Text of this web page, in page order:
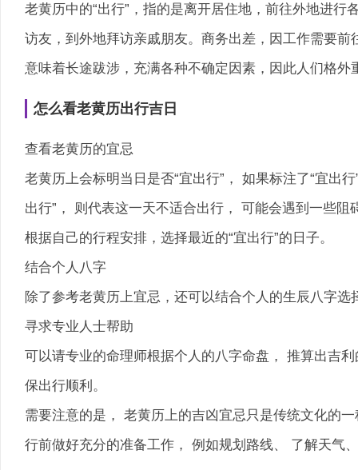
老黄历中的“出行”，指的是离开居住地，前往外地进
访友，到外地拜访亲戚朋友。商务出差，因工作需要
意味着长途跋涉，充满各种不确定因素，因此人们格
怎么看老黄历出行吉日
查看老黄历的宜忌
老黄历上会标明当日是否“宜出行”， 如果标注了“宜出
出行”， 则代表这一天不适合出行， 可能会遇到一些
根据自己的行程安排，选择最近的“宜出行”的日子。
结合个人八字
除了参考老黄历上宜忌，还可以结合个人的生辰八字选
寻求专业人士帮助
可以请专业的命理师根据个人的八字命盘， 推算出吉
保出行顺利。
需要注意的是， 老黄历上的吉凶宜忌只是传统文化的
行前做好充分的准备工作， 例如规划路线、 了解天气